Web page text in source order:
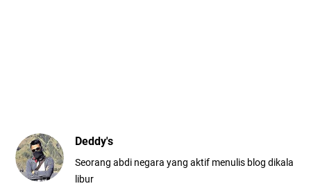
Deddy's
Seorang abdi negara yang aktif menulis blog dikala
libur